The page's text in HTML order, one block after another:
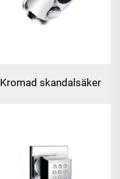
Kromad skandalsäker